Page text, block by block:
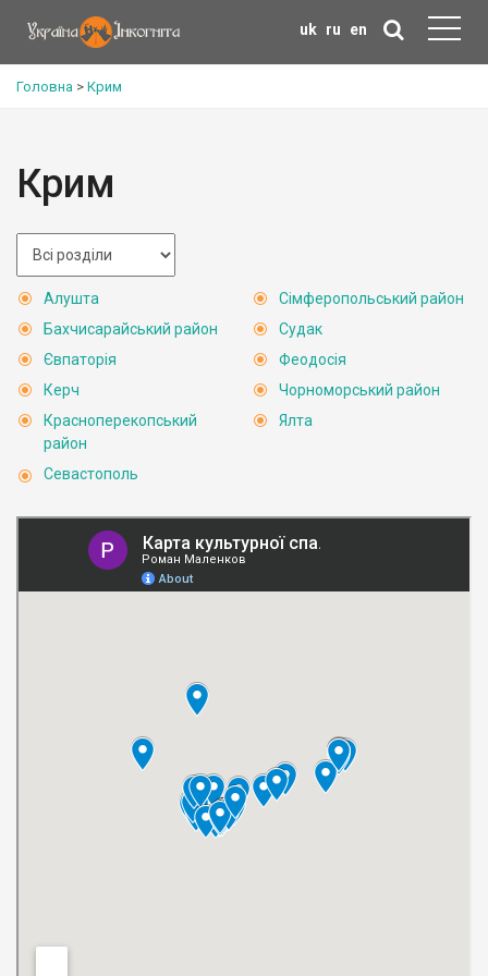
uk ru en
Головна > Крим
Крим
Алушта
Бахчисарайський район
Євпаторія
Керч
Красноперекопський
район
Севастополь
Сімферопольський район
Судак
Феодосія
Чорноморський район
Ялта